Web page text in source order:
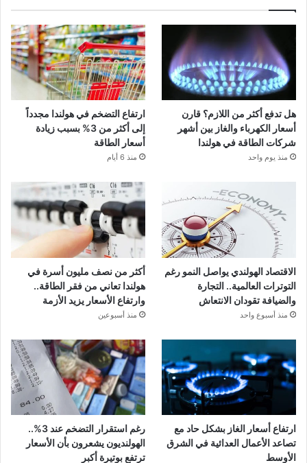
هل تدفع أكثر من اللازم؟ قارن
أسعار الكهرباء والغاز بين أشهر
شركات الطاقة في هولندا
منذ يوم واحد
ارتفاع التضخم في هولندا مجدداً
إلى أكثر من 3% بسبب زيادة
أسعار الطاقة
منذ 6 أيام
الاقتصاد الهولندي يواصل النمو رغم
التوترات العالمية.. التجارة
والضيافة تقودان الانتعاش
منذ أسبوع واحد
أكثر من نصف مليون أسرة في
هولندا تعاني من فقر الطاقة..
وارتفاع الأسعار يزيد الأزمة
منذ أسبوعين
ارتفاع أسعار الغاز بشكل حاد مع
تصاعد الأعمال العدائية في الشرق
الأوسط
رغم استقرار التضخم عند 3%..
الهولنديون يشعرون بأن الأسعار
ترتفع بوتيرة أكبر